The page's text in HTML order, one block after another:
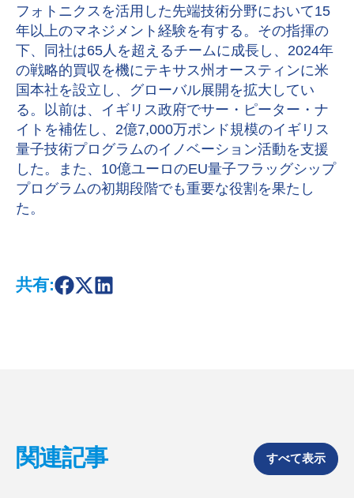
フォトニクスを活用した先端技術分野において15
年以上のマネジメント経験を有する。その指揮の
下、同社は65人を超えるチームに成長し、2024年
の戦略的買収を機にテキサス州オースティンに米
国本社を設立し、グローバル展開を拡大してい
る。以前は、イギリス政府でサー・ピーター・ナ
イトを補佐し、2億7,000万ポンド規模のイギリス
量子技術プログラムのイノベーション活動を支援
した。また、10億ユーロのEU量子フラッグシップ
プログラムの初期段階でも重要な役割を果たし
た。
共有:S
o
k
S
S
I
n
関連記事 すべて表示